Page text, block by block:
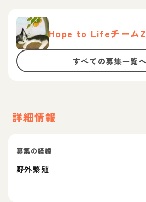
Hope to Lifeチーム
すべての募集一覧へ
詳細情報
募集の経緯
野外繁殖